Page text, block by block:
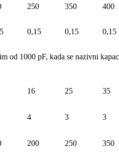
250 350 400
0,15 0,15 0,15
od 1000 pF, kada se nazivni
16 25 35
4 3 3
200 250 350